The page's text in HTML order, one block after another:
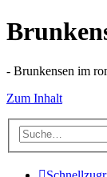
- Brunkensen im
Zum Inhalt